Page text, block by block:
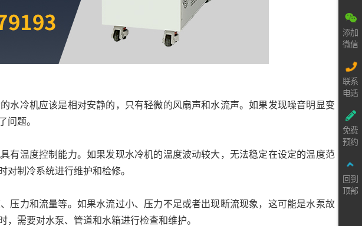
水冷机应该是相对安静的，只有轻微的风扇声和水流声。如果发现噪音明显变
问题。
有温度控制能力。如果发现水冷机的温度波动较大，无法稳定在设定的温度范
对制冷系统进行维护和检修。
压力和流量等。如果水流过小、压力不足或者出现断流现象，这可能是水泵故
需要对水泵、管道和水箱进行检查和维护。
添加
微信
联系
电话
免费
预约
回到
顶部